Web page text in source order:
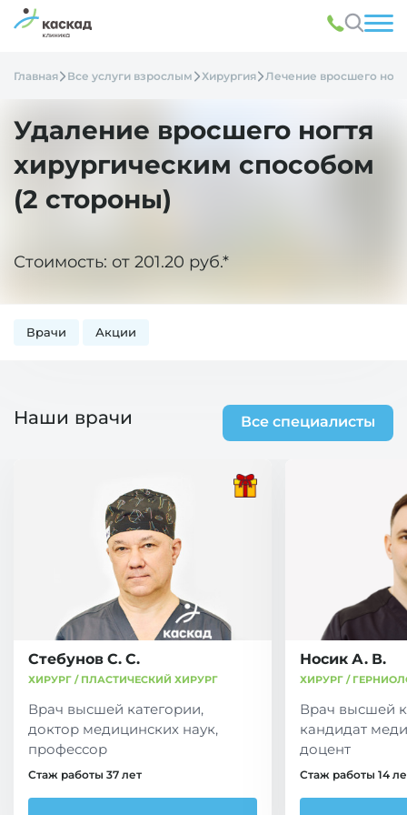
Главная Все услуги взрослым Хирургия Лечение вросшего
Удаление вросшего ногтя
хирургическим способом
(2 стороны)
Стоимость: от 201.20 руб.*
Врачи Акции
Наши врачи Все специалисты
Стебунов С. С.
ХИРУРГ / ПЛАСТИЧЕСКИЙ ХИРУРГ
Врач высшей категории,
доктор медицинских наук,
профессор
Стаж работы 37 лет
Носик А. В.
ХИРУРГ /
Врач высшей
кандидат
доцент
Стаж работы 14